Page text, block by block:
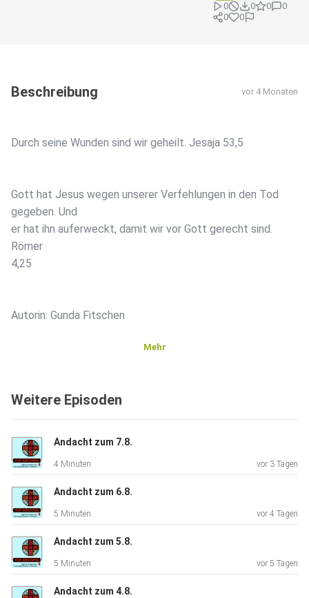
0 0 0
0
0
0
Beschreibung vor 4 Monaten
Durch seine Wunden sind wir geheilt. Jesaja 53,5
Gott hat Jesus wegen unserer Verfehlungen in den Tod
gegeben. Und
er hat ihn auferweckt, damit wir vor Gott gerecht sind.
Römer
4,25
Autorin: Gunda Fitschen
Mehr
Weitere Episoden
Andacht zum 7.8.
4 Minuten vor 3 Tagen
Andacht zum 6.8.
5 Minuten vor 4 Tagen
Andacht zum 5.8.
5 Minuten vor 5 Tagen
Andacht zum 4.8.